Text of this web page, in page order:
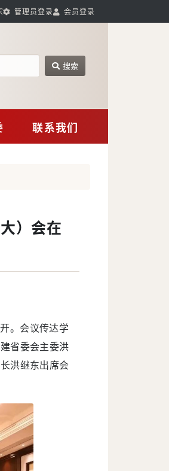
管理员登录 会员登录
网站搜索
搜索
联系我们
）会在
。会议传达学
省委会主委洪
洪继东出席会